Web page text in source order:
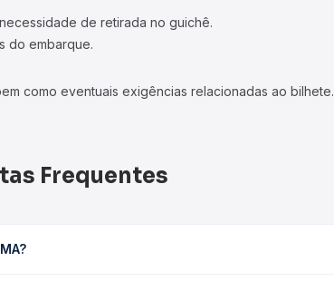
de retirada no guichê.
do embarque.
como eventuais exigências relacionadas ao bilhete.
Frequentes